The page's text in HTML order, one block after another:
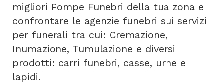
migliori Pompe Funebri della tua zona e
confrontare le agenzie funebri sui servizi
per funerali tra cui: Cremazione,
Inumazione, Tumulazione e diversi
prodotti: carri funebri, casse, urne e
lapidi.